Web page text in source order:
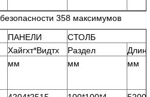
358 максимумов
ПАНЕЛИ
СТОЛБ
Хайгхт*Видтх Раздел
мм мм мм